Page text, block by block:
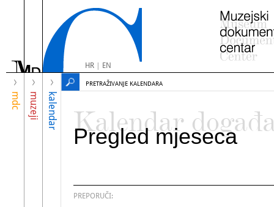
HR| EN
mdc muzeji kalendar
PRETRAŽIVANJE KALENDARA
Kalendar
Pregled mjeseca
PREPORUČI: